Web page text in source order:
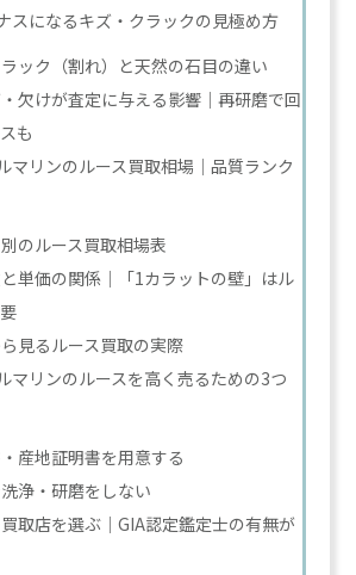
スになるキズ・クラックの見極め方
ック（割れ）と天然の石目の違い
欠けが査定に与える影響｜再研磨で回
も
マリンのルース買取相場｜品質ランク
のルース買取相場表
単価の関係｜「1カラットの壁」はル
見るルース買取の実際
マリンのルースを高く売るための3つ
産地証明書を用意する
浄・研磨をしない
取店を選ぶ｜GIA認定鑑定士の有無が